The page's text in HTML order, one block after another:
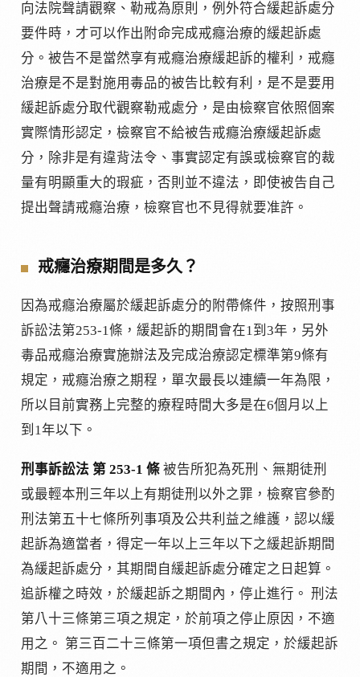
向法院聲請觀察、勒戒為原則，例外符合緩起訴處分
要件時，才可以作出附命完成戒癮治療的緩起訴處
分。被告不是當然享有戒癮治療緩起訴的權利，戒癮
治療是不是對施用毒品的被告比較有利，是不是要用
緩起訴處分取代觀察勒戒處分，是由檢察官依照個案
實際情形認定，檢察官不給被告戒癮治療緩起訴處
分，除非是有違背法令、事實認定有誤或檢察官的裁
量有明顯重大的瑕疵，否則並不違法，即使被告自己
提出聲請戒癮治療，檢察官也不見得就要准許。
戒癮治療期間是多久？
因為戒癮治療屬於緩起訴處分的附帶條件，按照刑事
訴訟法第253-1條，緩起訴的期間會在1到3年，另外
毒品戒癮治療實施辦法及完成治療認定標準第9條有
規定，戒癮治療之期程，單次最長以連續一年為限，
所以目前實務上完整的療程時間大多是在6個月以上
到1年以下。
刑事訴訟法 第 253-1 條 被告所犯為死刑、無期徒刑
或最輕本刑三年以上有期徒刑以外之罪，檢察官參酌
刑法第五十七條所列事項及公共利益之維護，認以緩
起訴為適當者，得定一年以上三年以下之緩起訴期間
為緩起訴處分，其期間自緩起訴處分確定之日起算。
追訴權之時效，於緩起訴之期間內，停止進行。 刑法
第八十三條第三項之規定，於前項之停止原因，不適
用之。 第三百二十三條第一項但書之規定，於緩起訴
期間，不適用之。